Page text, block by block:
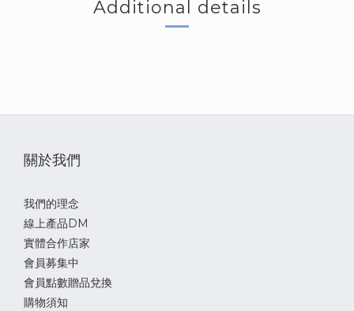
Additional details
關於我們
我們的理念
線上產品DM
實體合作店家
會員募集中
會員點數贈品兌換
購物須知